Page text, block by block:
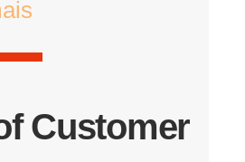
Customer